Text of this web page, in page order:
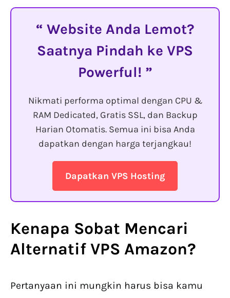
Website Anda Lemot?
Saatnya Pindah ke VPS
Powerful!
Nikmati performa optimal dengan CPU &
RAM Dedicated, Gratis SSL, dan Backup
Harian Otomatis. Semua ini bisa Anda
dapatkan dengan harga terjangkau!
Dapatkan VPS Hosting
Kenapa Sobat Mencari
Alternatif VPS Amazon?
Pertanyaan ini mungkin harus bisa kamu